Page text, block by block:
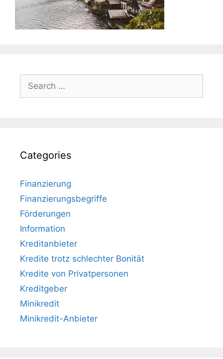
Search
for:
Categories
Finanzierung
Finanzierungsbegriffe
Förderungen
Information
Kreditanbieter
Kredite trotz schlechter Bonität
Kredite von Privatpersonen
Kreditgeber
Minikredit
Minikredit-Anbieter